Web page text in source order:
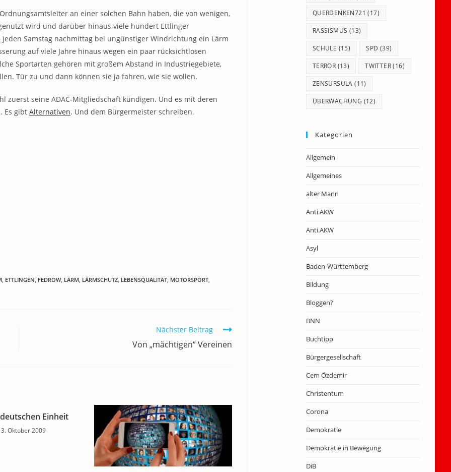
an einer solchen Bahn haben, die von wenigen,
wird und darüber hinaus viele hundert Ettlinger
Samstag nachmittag bei ungünstiger Windrichtung ein Lärm
auf viele Jahre hinaus wegen ein paar rücksichtlosen
Sportarten gehören mit großem Abstand in Industriegebiete,
Tür zu und dann können sie ja fahren, wie sie wollen.
zuerst seine ADAC-Mitgliedschaft kündigen. Und es mit deren
Es gibt Alternativen. Und dem Bürgermeister schreiben.
, ETTLINGEN, FEDROW, LÄRM, LÄRMSCHUTZ, LEBENSQUALITÄT, MOTORSPORT,
Nächster Beitrag
Von „mächtigen“ Vereinen
Einheit
3. Oktober 2009
QUERDENKEN721 (17)
RASSISMUS (13)
SCHULE (15) SPD (39)
TERROR (13) TWITTER(16)
ZENSURSULA (11)
ÜBERWACHUNG (12)
Kategorien
Allgemein
Allgemeines
alter Mann
Anti.AKW
Anti.AKW
Asyl
Baden-Württemberg
Bildung
Bloggen?
BNN
Buchtipp
Bürgergesellschaft
Cem Özdemir
Christentum
Corona
Demokratie
Demokratie in Bewegung
DiB